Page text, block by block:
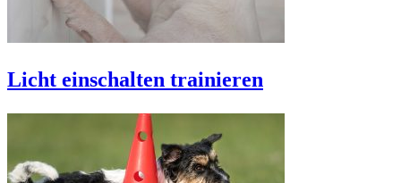
Licht einschalten trainieren